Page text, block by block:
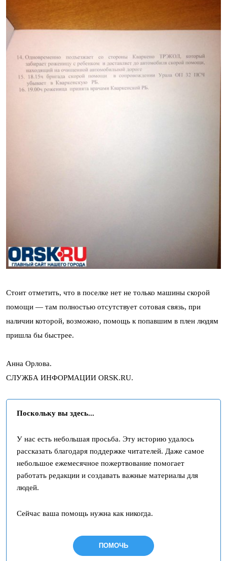
Стоит отметить, что в поселке нет не только машины скорой
помощи — там полностью отсутствует сотовая связь, при
наличии которой, возможно, помощь к попавшим в плен людям
пришла бы быстрее.
Анна Орлова.
СЛУЖБА ИНФОРМАЦИИ ORSK.RU.
Поскольку вы здесь...
У нас есть небольшая просьба. Эту историю удалось
рассказать благодаря поддержке читателей. Даже самое
небольшое ежемесячное пожертвование помогает
работать редакции и создавать важные материалы для
людей.
Сейчас ваша помощь нужна как никогда.
ПОМОЧЬ